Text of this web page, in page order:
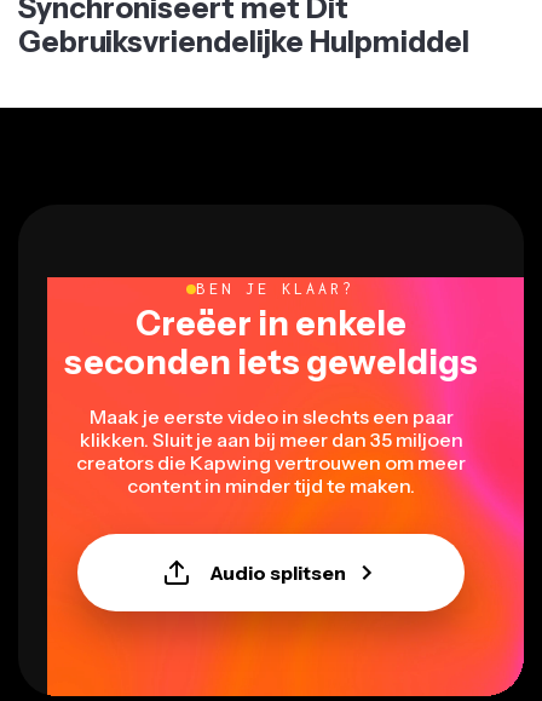
Synchroniseert met Dit
Gebruiksvriendelijke Hulpmiddel
BEN JE KLAAR?
Creëer in enkele
seconden iets geweldigs
Maak je eerste video in slechts een paar
klikken. Sluit je aan bij meer dan 35 miljoen
creators die Kapwing vertrouwen om meer
content in minder tijd te maken.
Audio splitsen